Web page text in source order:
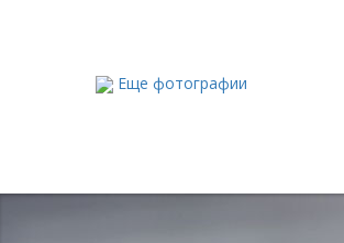
Еще фотографии